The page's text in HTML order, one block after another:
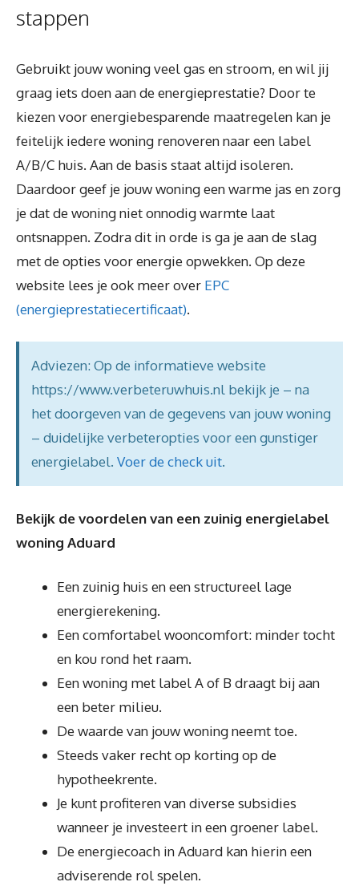
stappen
Gebruikt jouw woning veel gas en stroom, en wil jij
graag iets doen aan de energieprestatie? Door te
kiezen voor energiebesparende maatregelen kan je
feitelijk iedere woning renoveren naar een label
A/B/C huis. Aan de basis staat altijd isoleren.
Daardoor geef je jouw woning een warme jas en zorg
je dat de woning niet onnodig warmte laat
ontsnappen. Zodra dit in orde is ga je aan de slag
met de opties voor energie opwekken. Op deze
website lees je ook meer over EPC
(energieprestatiecertificaat).
Adviezen: Op de informatieve website
https://www.verbeteruwhuis.nl bekijk je – na
het doorgeven van de gegevens van jouw woning
– duidelijke verbeteropties voor een gunstiger
energielabel. Voer de check uit.
Bekijk de voordelen van een zuinig energielabel
woning Aduard
Een zuinig huis en een structureel lage
energierekening.
Een comfortabel wooncomfort: minder tocht
en kou rond het raam.
Een woning met label A of B draagt bij aan
een beter milieu.
De waarde van jouw woning neemt toe.
Steeds vaker recht op korting op de
hypotheekrente.
Je kunt profiteren van diverse subsidies
wanneer je investeert in een groener label.
De energiecoach in Aduard kan hierin een
adviserende rol spelen.